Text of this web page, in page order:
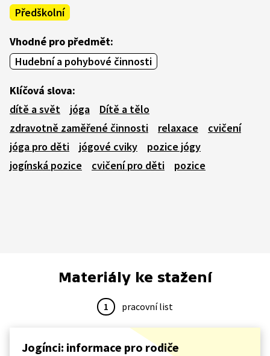
Předškolní
Vhodné pro předmět:
Hudební a pohybové činnosti
Klíčová slova:
dítě a svět
jóga
Dítě a tělo
zdravotně zaměřené činnosti
relaxace
cvičení
jóga pro děti
jógové cviky
pozice jógy
jogínská pozice
cvičení pro děti pozice
Materiály ke stažení
1 pracovní list
Jogínci: informace pro rodiče